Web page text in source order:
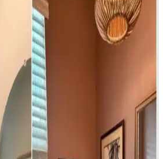
Raf ve Pencere Dekorasyonu
Çözümler
alanı için nem ve ışık
ürünleri, vinil kaplamalar ve
ve fonksiyonel çözümler
Yenileme: Tarihi Doku ve
yenileme sürecinde, özgün karo zemin
kullanımı ile tarihi doku